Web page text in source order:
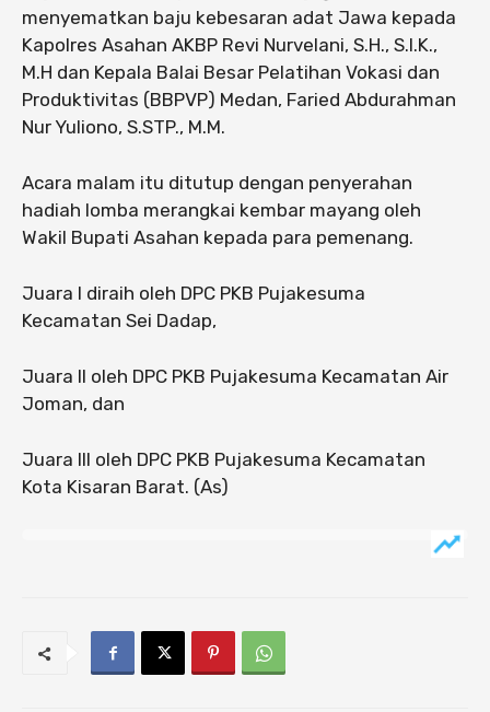
menyematkan baju kebesaran adat Jawa kepada
Kapolres Asahan AKBP Revi Nurvelani, S.H., S.I.K.,
M.H dan Kepala Balai Besar Pelatihan Vokasi dan
Produktivitas (BBPVP) Medan, Faried Abdurahman
Nur Yuliono, S.STP., M.M.
Acara malam itu ditutup dengan penyerahan
hadiah lomba merangkai kembar mayang oleh
Wakil Bupati Asahan kepada para pemenang.
Juara I diraih oleh DPC PKB Pujakesuma
Kecamatan Sei Dadap,
Juara II oleh DPC PKB Pujakesuma Kecamatan Air
Joman, dan
Juara III oleh DPC PKB Pujakesuma Kecamatan
Kota Kisaran Barat. (As)